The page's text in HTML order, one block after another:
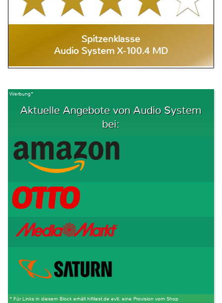
Spitzenklasse
Audio System X-100.4 MD
Werbung*
Aktuelle Angebote von Audio System
bei:
* Für Links in diesem Block erhält hifitest.de evtl. eine Provision vom Shop